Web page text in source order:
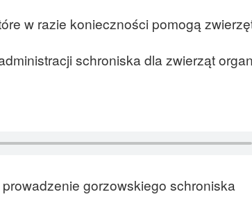
w razie konieczności pomogą
schroniska dla zwierząt
gorzowskiego schroniska